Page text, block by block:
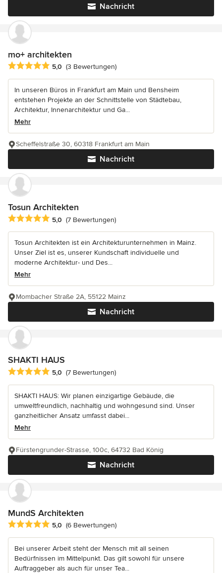
Nachricht
mo+ architekten
Durchschnittliche Bewertung: 5 von 5 Sternen
5,0 (3 Bewertungen)
In unseren Büros in Frankfurt am Main und Bensheim
entstehen Projekte an der Schnittstelle von Städtebau,
Architektur, Innenarchitektur und Ga...
Mehr
Nachricht
Scheffelstraße 30, 60318 Frankfurt am Main
Tosun Architekten
Durchschnittliche Bewertung: 5 von 5 Sternen
5,0 (7 Bewertungen)
Tosun Architekten ist ein Architekturunternehmen in Mainz.
Unser Ziel ist es, unserer Kundschaft individuelle und
moderne Architektur- und Des...
Mehr
Nachricht
Mombacher Straße 2A, 55122 Mainz
SHAKTI HAUS
Durchschnittliche Bewertung: 5 von 5 Sternen
5,0 (7 Bewertungen)
SHAKTI HAUS: Wir planen einzigartige Gebäude, die
umweltfreundlich, nachhaltig und wohngesund sind. Unser
ganzheitlicher Ansatz umfasst dabei...
Mehr
Nachricht
Fürstengrunder-Strasse, 100c, 64732 Bad König
MundS Architekten
Durchschnittliche Bewertung: 5 von 5 Sternen
5,0 (6 Bewertungen)
Bei unserer Arbeit steht der Mensch mit all seinen
Bedürfnissen im Mittelpunkt. Das gilt sowohl für unsere
Auftraggeber als auch für unser Tea...